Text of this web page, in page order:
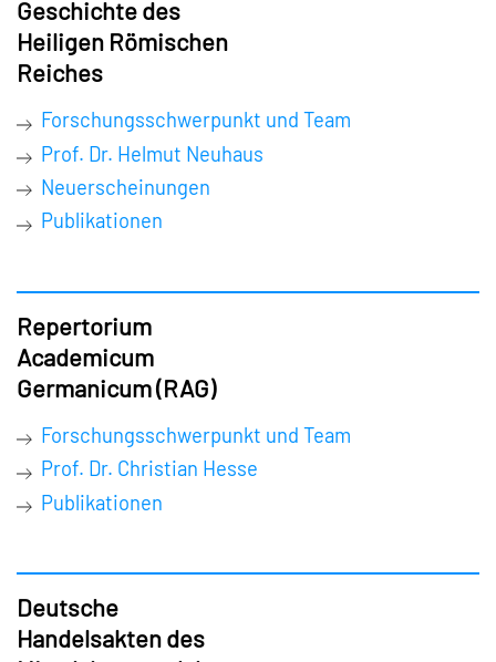
Geschichte des
Heiligen Römischen
Reiches
Forschungsschwerpunkt und Team
Prof. Dr. Helmut Neuhaus
Neuerscheinungen
Publikationen
Repertorium
Academicum
Germanicum (RAG)
Forschungsschwerpunkt und Team
Prof. Dr. Christian Hesse
Publikationen
Deutsche
Handelsakten des